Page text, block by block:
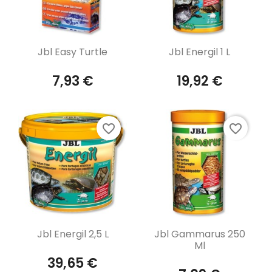
Aperçu rapide
Jbl Easy Turtle
7,93 €
Aperçu rapide
Jbl Energil 1 L
19,92 €
Aperçu rapide
Jbl Energil 2,5 L
39,65 €
favorite_border
Aperçu rapide
Jbl Gammarus 250
Ml
favorite_border